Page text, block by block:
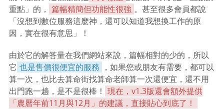
重點」的， 篇幅精簡但功能性很強 。甚至很多會員都說
「沒想到數位服務這麼神，還可以知道我想換工作的原
因，實在很有意思」！
由於它的解答量在我們網站來說，篇幅相對的少的，所以
它 也是售價很便宜的服務 ，如果您或朋友有需要，都可以
算一次，也比去算命街找算命老師算一次還便宜，還不用
出門跑一趟，是不是很棒！ 現在，v1.3版還會額外提供
「農曆年前11月與12月」的建議，直接貼心到底了！